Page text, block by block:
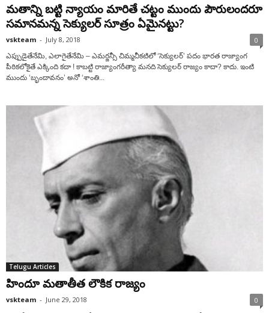
మతాన్ని బట్టి న్యాయం మారితే చట్టం ముందు పౌరులందరూ
సమానమన్న సెక్యులర్‌ సూత్రం ఏమైనట్టు?
vskteam - July 8, 2018 0
ఎప్పుడైతేనేమి, ఎలాగైతేనేమి – ఎమర్జన్సీ చిమ్మచీకటిలో ‘సెక్యులర్‌’ పదం భారత రాజ్యాంగ
పీఠికలోకైతే ఎక్కింది కదా ! కాబట్టి రాజ్యాంగరీత్యా మనది సెక్యులర్‌ రాజ్యం కాదా? కాదు. ఇంటి
ముందు ‘బృందావనం’ అనో ‘శాంతి...
Telugu Articles
హిందూ మతాతీత లౌకిక రాజ్యం
vskteam - June 29, 2018 0